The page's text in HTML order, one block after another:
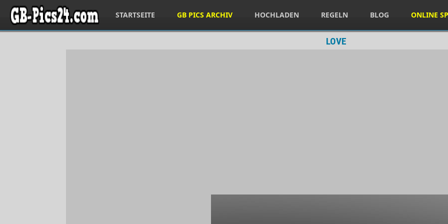
STARTSEITE GB PICS ARCHIV HOCHLADEN REGELN BLOG ONLINE
LOVE